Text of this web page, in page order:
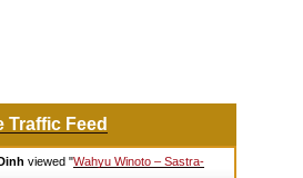
Traffic Feed
viewed "Wahyu Winoto – Sastra-